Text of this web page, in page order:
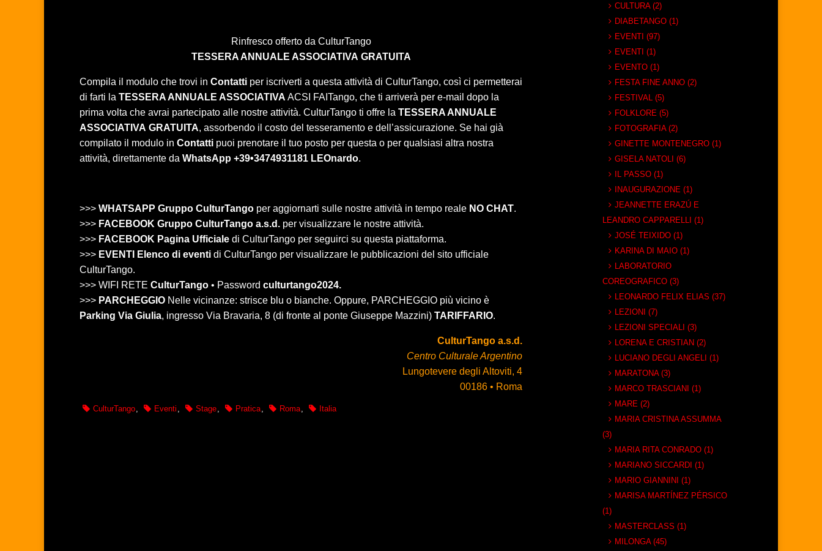
Rinfresco offerto da CulturTango
TESSERA ANNUALE ASSOCIATIVA GRATUITA
Compila il modulo che trovi in Contatti per iscriverti a questa attività di CulturTango, così ci permetterai
di farti la TESSERA ANNUALE ASSOCIATIVA ACSI FAITango, che ti arriverà per e-mail dopo la
prima volta che avrai partecipato alle nostre attività. CulturTango ti offre la TESSERA ANNUALE
ASSOCIATIVA GRATUITA, assorbendo il costo del tesseramento e dell’assicurazione. Se hai già
compilato il modulo in Contatti puoi prenotare il tuo posto per questa o per qualsiasi altra nostra
attività, direttamente da WhatsApp +39•3474931181 LEOnardo.
>>> WHATSAPP Gruppo CulturTango per aggiornarti sulle nostre attività in tempo reale NO CHAT.
>>> FACEBOOK Gruppo CulturTango a.s.d. per visualizzare le nostre attività.
>>> FACEBOOK Pagina Ufficiale di CulturTango per seguirci su questa piattaforma.
>>> EVENTI Elenco di eventi di CulturTango per visualizzare le pubblicazioni del sito ufficiale
CulturTango.
>>> WIFI RETE CulturTango • Password culturtango2024.
>>> PARCHEGGIO Nelle vicinanze: strisce blu o bianche. Oppure, PARCHEGGIO più vicino è
Parking Via Giulia, ingresso Via Bravaria, 8 (di fronte al ponte Giuseppe Mazzini) TARIFFARIO.
CulturTango a.s.d.
Centro Culturale Argentino
Lungotevere degli Altoviti, 4
00186 • Roma
CulturTango, Eventi , Stage, Pratica, Roma, Italia
CULTURA (2)
DIABETANGO (1)
EVENTI (97)
EVENTI (1)
EVENTO (1)
FESTA FINE ANNO (2)
FESTIVAL (5)
FOLKLORE (5)
FOTOGRAFIA (2)
GINETTE MONTENEGRO (1)
GISELA NATOLI (6)
IL PASSO (1)
INAUGURAZIONE (1)
JEANNETTE ERAZÚ E
LEANDRO CAPPARELLI (1)
JOSÉ TEIXIDO (1)
KARINA DI MAIO (1)
LABORATORIO
COREOGRAFICO (3)
LEONARDO FELIX ELIAS (37)
LEZIONI (7)
LEZIONI SPECIALI (3)
LORENA E CRISTIAN (2)
LUCIANO DEGLI ANGELI (1)
MARATONA (3)
MARCO TRASCIANI (1)
MARE (2)
MARIA CRISTINA ASSUMMA
(3)
MARIA RITA CONRADO (1)
MARIANO SICCARDI (1)
MARIO GIANNINI (1)
MARISA MARTÍNEZ PÉRSICO
(1)
MASTERCLASS (1)
MILONGA (45)